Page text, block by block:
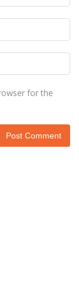
for the